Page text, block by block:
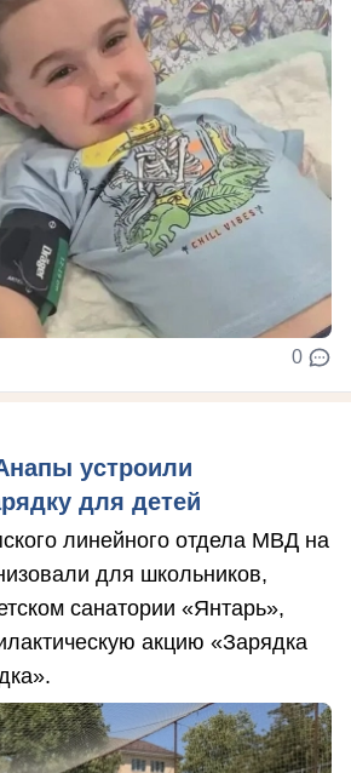
0
устроили
для детей
линейного отдела МВД на
для школьников,
санатории «Янтарь»,
акцию «Зарядка